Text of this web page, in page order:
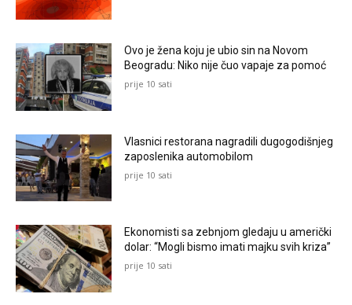
Ovo je žena koju je ubio sin na Novom
Beogradu: Niko nije čuo vapaje za pomoć
prije 10 sati
Vlasnici restorana nagradili dugogodišnjeg
zaposlenika automobilom
prije 10 sati
Ekonomisti sa zebnjom gledaju u američki
dolar: “Mogli bismo imati majku svih kriza”
prije 10 sati